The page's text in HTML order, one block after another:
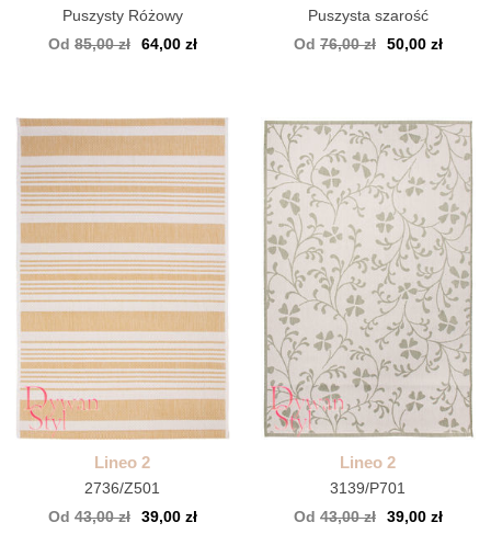
Puszysty Różowy
Od 85,00 zł 64,00 zł
Puszysta szarość
Od 76,00 zł 50,00 zł
Lineo 2
2736/Z501
Od 43,00 zł 39,00 zł
Lineo 2
3139/P701
Od 43,00 zł 39,00 zł